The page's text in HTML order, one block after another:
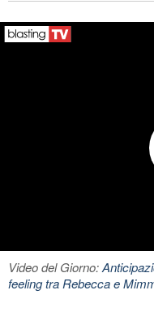
Video del Giorno:
feeling tra Rebecca e